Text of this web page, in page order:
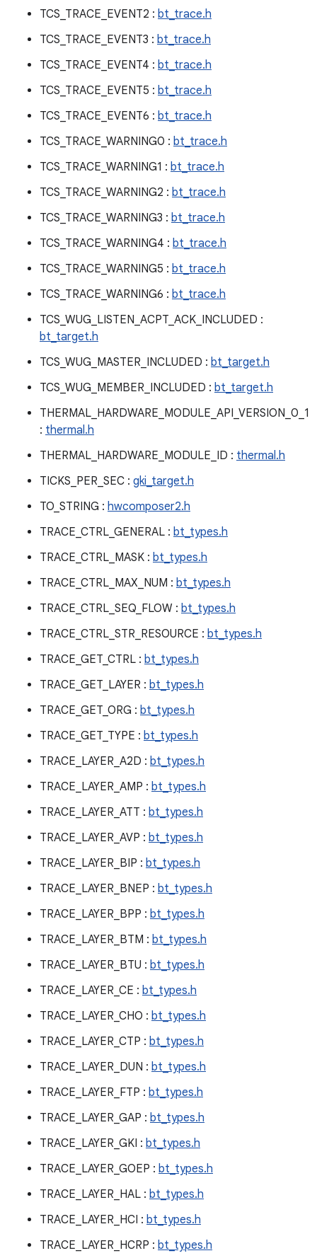
TCS_TRACE_EVENT2 : bt_trace.h
TCS_TRACE_EVENT3 : bt_trace.h
TCS_TRACE_EVENT4 : bt_trace.h
TCS_TRACE_EVENT5 : bt_trace.h
TCS_TRACE_EVENT6 : bt_trace.h
TCS_TRACE_WARNING0 : bt_trace.h
TCS_TRACE_WARNING1 : bt_trace.h
TCS_TRACE_WARNING2 : bt_trace.h
TCS_TRACE_WARNING3 : bt_trace.h
TCS_TRACE_WARNING4 : bt_trace.h
TCS_TRACE_WARNING5 : bt_trace.h
TCS_TRACE_WARNING6 : bt_trace.h
TCS_WUG_LISTEN_ACPT_ACK_INCLUDED :
bt_target.h
TCS_WUG_MASTER_INCLUDED : bt_target.h
TCS_WUG_MEMBER_INCLUDED : bt_target.h
THERMAL_HARDWARE_MODULE_API_VERSION_0_1
: thermal.h
THERMAL_HARDWARE_MODULE_ID : thermal.h
TICKS_PER_SEC : gki_target.h
TO_STRING : hwcomposer2.h
TRACE_CTRL_GENERAL : bt_types.h
TRACE_CTRL_MASK : bt_types.h
TRACE_CTRL_MAX_NUM : bt_types.h
TRACE_CTRL_SEQ_FLOW : bt_types.h
TRACE_CTRL_STR_RESOURCE : bt_types.h
TRACE_GET_CTRL : bt_types.h
TRACE_GET_LAYER : bt_types.h
TRACE_GET_ORG : bt_types.h
TRACE_GET_TYPE : bt_types.h
TRACE_LAYER_A2D : bt_types.h
TRACE_LAYER_AMP : bt_types.h
TRACE_LAYER_ATT : bt_types.h
TRACE_LAYER_AVP : bt_types.h
TRACE_LAYER_BIP : bt_types.h
TRACE_LAYER_BNEP : bt_types.h
TRACE_LAYER_BPP : bt_types.h
TRACE_LAYER_BTM : bt_types.h
TRACE_LAYER_BTU : bt_types.h
TRACE_LAYER_CE : bt_types.h
TRACE_LAYER_CHO : bt_types.h
TRACE_LAYER_CTP : bt_types.h
TRACE_LAYER_DUN : bt_types.h
TRACE_LAYER_FTP : bt_types.h
TRACE_LAYER_GAP : bt_types.h
TRACE_LAYER_GKI : bt_types.h
TRACE_LAYER_GOEP : bt_types.h
TRACE_LAYER_HAL : bt_types.h
TRACE_LAYER_HCI : bt_types.h
TRACE_LAYER_HCRP : bt_types.h